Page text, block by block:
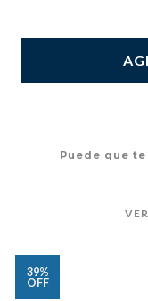
Puede que
39%
OFF